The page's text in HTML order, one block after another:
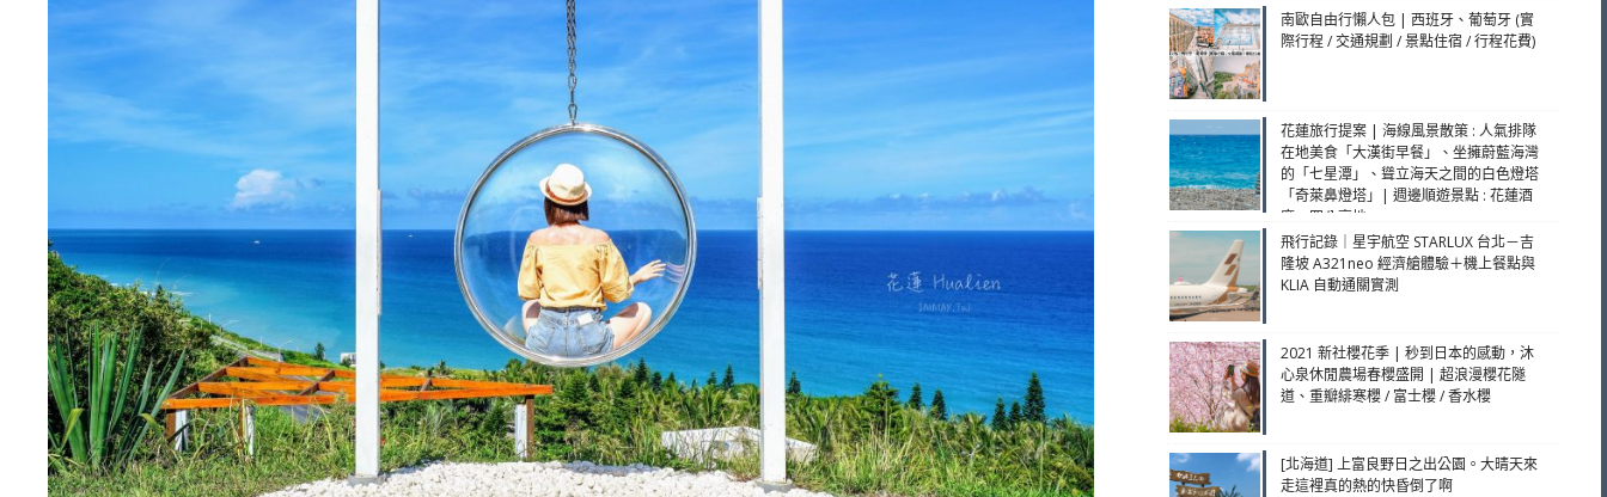
南歐自由行懶人包 | 西班牙、葡萄牙 (實
際行程 / 交通規劃 / 景點住宿 / 行程花費)
花蓮旅行提案 | 海線風景散策 : 人氣排隊
在地美食「大漢街早餐」、坐擁蔚藍海灣
的「七星潭」、聳立海天之間的白色燈塔
「奇萊鼻燈塔」| 週邊順遊景點 : 花蓮酒
廠、四八高地
飛行記錄｜星宇航空 STARLUX 台北－吉
隆坡 A321neo 經濟艙體驗＋機上餐點與
KLIA 自動通關實測
2021 新社櫻花季 | 秒到日本的感動，沐
心泉休閒農場春櫻盛開 | 超浪漫櫻花隧
道、重瓣緋寒櫻 / 富士櫻 / 香水櫻
[北海道] 上富良野日之出公園。大晴天來
走這裡真的熱的快昏倒了啊